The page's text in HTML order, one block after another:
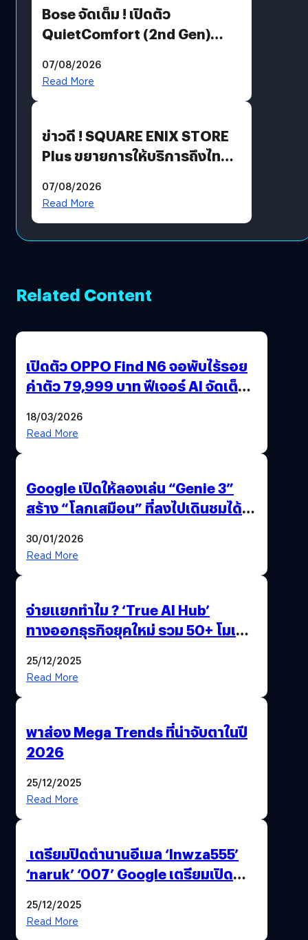
Bose จัดเต็ม ! เปิดตัว
QuietComfort (2nd Gen)
07/08/2026
Read More
ข่าวดี ! SQUARE ENIX STORE
Plus ขยายการให้บริการถึงไทย
โดยตรง
07/08/2026
Read More
Related Content
เปิดตัว OPPO Find N6 จอพับไร้รอย
ค่าตัว 79,999 บาท ฟีเจอร์ AI จัดเต็ม
18/03/2026
Read More
Google เปิดให้ลองเล่น “Genie 3”
สร้าง “โลกเสมือน” ที่ลงไปเดินชมได้
30/01/2026
Read More
จ่ายแยกทำไม ? ‘True AI Hub’
ทางออกธุรกิจยุคใหม่ รวม 50+ โมเดล
25/12/2025
Read More
พาส่อง Mega Trends ที่น่าจับตาในปี
2026
25/12/2025
Read More
เตรียมปิดตำนานอีเมล ‘lnwza555’
‘naruk’ ‘007’ Google เตรียมเปิด
25/12/2025
Read More